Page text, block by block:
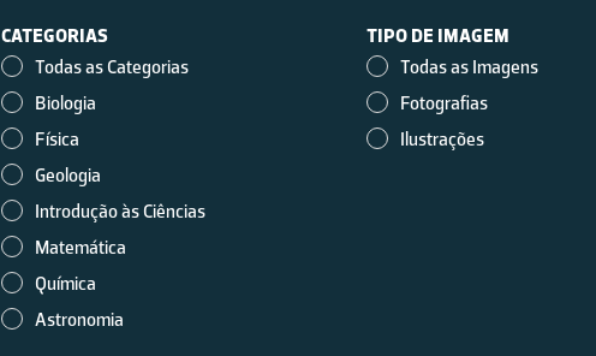
CATEGORIAS
Todas as Categorias
Biologia
Física
Geologia
Introdução às Ciências
Matemática
Química
Astronomia
TIPO DE IMAGEM
Todas as Imagens
Fotografias
Ilustrações